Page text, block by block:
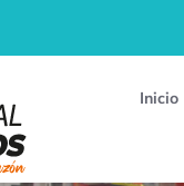
Inicio